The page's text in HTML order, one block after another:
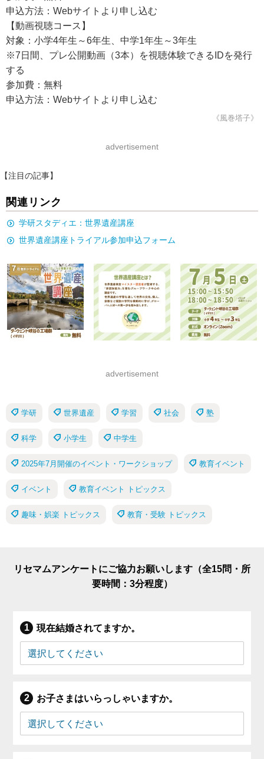
申込方法：Webサイトより申し込む
【動画視聴コース】
対象：小学4年生～6年生、中学1年生～3年生
※7日間、プレ公開動画（3本）を視聴体験できるIDを発行
する
参加費：無料
申込方法：Webサイトより申し込む
《風巻塔子》
advertisement
【注目の記事】
関連リンク
学研スタディエ：世界遺産講座
世界遺産講座トライアル参加申込フォーム
advertisement
学研 世界遺産 学習 社会 塾
科学 小学生 中学生
2025年7月開催のイベント・ワークショップ 教育イベント
イベント 教育イベント トピックス
趣味・娯楽 トピックス 教育・受験 トピックス
リセマムアンケートにご協力お願いします（全15問・所
要時間：3分程度）
現在結婚されてますか。
お子さまはいらっしゃいますか。